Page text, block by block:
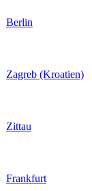
Berlin
Zagreb (Kroatien)
Zittau
Frankfurt